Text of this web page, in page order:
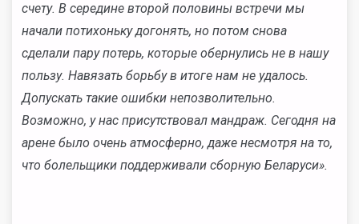
счету. В середине второй половины встречи мы
начали потихоньку догонять, но потом снова
сделали пару потерь, которые обернулись не в нашу
пользу. Навязать борьбу в итоге нам не удалось.
Допускать такие ошибки непозволительно.
Возможно, у нас присутствовал мандраж. Сегодня на
арене было очень атмосферно, даже несмотря на то,
что болельщики поддерживали сборную Беларуси».